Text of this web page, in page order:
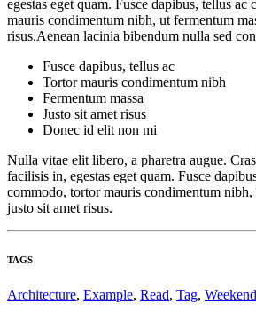
egestas eget quam. Fusce dapibus, tellus ac
mauris condimentum nibh, ut fermentum
risus.Aenean lacinia bibendum nulla sed
Fusce dapibus, tellus ac
Tortor mauris condimentum nibh
Fermentum massa
Justo sit amet risus
Donec id elit non mi
Nulla vitae elit libero, a pharetra augue.
facilisis in, egestas eget quam. Fusce
commodo, tortor mauris condimentum nibh,
justo sit amet risus.
TAGS
Architecture, Example, Read, Tag,